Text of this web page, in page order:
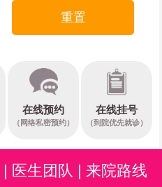
重置
在线预约
（网络私密预约）
在线挂号
（到院优先就诊）
| 医生团队 | 来院路线